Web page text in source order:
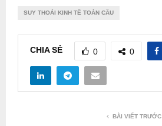
SUY THOÁI KINH TẾ TOÀN CẦU
CHIA SẺ 0 0
BÀI VIẾT TRƯỚC